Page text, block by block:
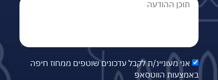
אני מעוניינ/ת לקבל עדכונים שוטפים ממחוז חיפה
באמצעות הווטסאפ